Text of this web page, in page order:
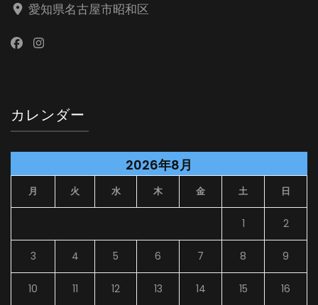
愛知県名古屋市昭和区
カレンダー
2026年8月
月 火 水 木 金 土 日
1 2
3 4 5 6 7 8 9
10 11 12 13 14 15 16